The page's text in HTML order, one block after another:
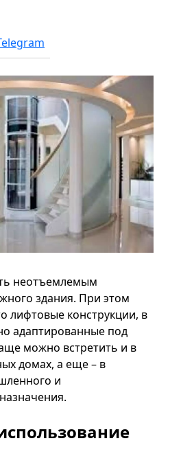
неотъемлемым
здания. При этом
лифтовые конструкции, в
адаптированные под
можно встретить и в
домах, а еще – в
и